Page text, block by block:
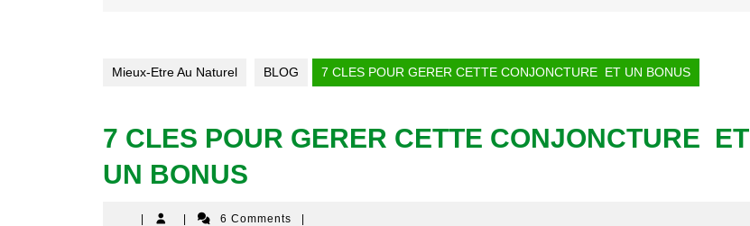
Mieux-Etre Au Naturel BLOG 7 CLES POUR GERER CETTE CONJONCTURE ET UN BONUS
7 CLES POUR GERER CETTE CONJONCTURE ET
UN BONUS
6 Comments